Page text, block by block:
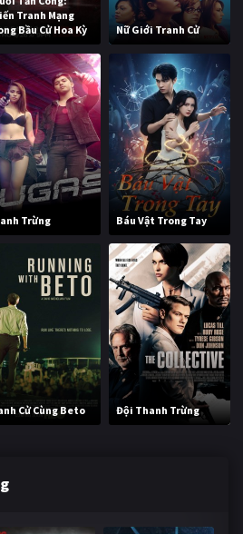
Tranh Mạng
Bầu Cử Hoa Kỳ
Nữ Giới Tranh Cử
Trừng Báu Vật Trong Tay
Cử Cùng Beto Đội Thanh Trừng